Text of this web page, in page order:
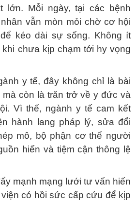
lớn. Mỗi ngày, tại các bệnh
vẫn mòn mỏi chờ cơ hội
kéo dài sự sống. Không ít
chưa kịp chạm tới hy vọng
y tế, đây không chỉ là bài
còn là trăn trở về y đức và
Vì thế, ngành y tế cam kết
hành lang pháp lý, sửa đổi
mô, bộ phận cơ thể người
hiến và tiệm cận thông lệ
mạnh mạng lưới tư vấn hiến
có hồi sức cấp cứu để kịp